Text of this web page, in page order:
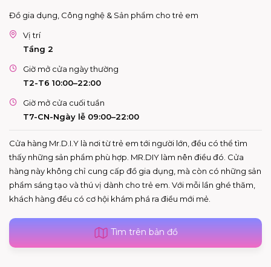
Đồ gia dụng, Công nghệ & Sản phẩm cho trẻ em
Vị trí
Tầng 2
Giờ mở cửa ngày thường
T2-T6 10:00–22:00
Giờ mở cửa cuối tuần
T7-CN-Ngày lễ 09:00–22:00
Cửa hàng Mr.D.I.Y là nơi từ trẻ em tới người lớn, đều có thể tìm
thấy những sản phẩm phù hợp. MR.DIY làm nên điều đó. Cửa
hàng này không chỉ cung cấp đồ gia dụng, mà còn có những sản
phẩm sáng tạo và thú vị dành cho trẻ em. Với mỗi lần ghé thăm,
khách hàng đều có cơ hội khám phá ra điều mới mẻ.
Tìm trên bản đồ